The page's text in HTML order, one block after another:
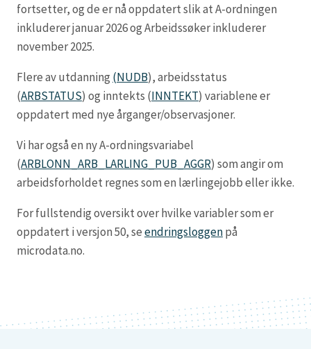
fortsetter, og de er nå oppdatert slik at A-ordningen
inkluderer januar 2026 og Arbeidssøker inkluderer
november 2025.
Flere av utdanning (NUDB), arbeidsstatus
(ARBSTATUS) og inntekts (INNTEKT) variablene er
oppdatert med nye årganger/observasjoner.
Vi har også en ny A-ordningsvariabel
(ARBLONN_ARB_LARLING_PUB_AGGR) som angir om
arbeidsforholdet regnes som en lærlingejobb eller ikke.
For fullstendig oversikt over hvilke variabler som er
oppdatert i versjon 50, seendringsloggenpå
microdata.no.